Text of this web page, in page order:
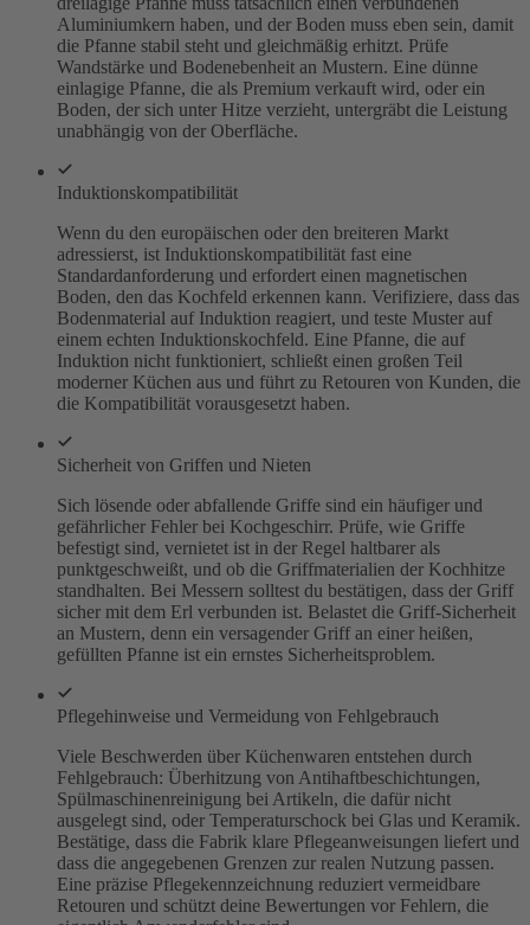
Aluminiumkern haben, und der Boden muss eben sein, damit
die Pfanne stabil steht und gleichmäßig erhitzt. Prüfe
Wandstärke und Bodenebenheit an Mustern. Eine dünne
einlagige Pfanne, die als Premium verkauft wird, oder ein
Boden, der sich unter Hitze verzieht, untergräbt die Leistung
unabhängig von der Oberfläche.
Induktionskompatibilität
Wenn du den europäischen oder den breiteren Markt
adressierst, ist Induktionskompatibilität fast eine
Standardanforderung und erfordert einen magnetischen
Boden, den das Kochfeld erkennen kann. Verifiziere, dass das
Bodenmaterial auf Induktion reagiert, und teste Muster auf
einem echten Induktionskochfeld. Eine Pfanne, die auf
Induktion nicht funktioniert, schließt einen großen Teil
moderner Küchen aus und führt zu Retouren von Kunden, die
die Kompatibilität vorausgesetzt haben.
Sicherheit von Griffen und Nieten
Sich lösende oder abfallende Griffe sind ein häufiger und
gefährlicher Fehler bei Kochgeschirr. Prüfe, wie Griffe
befestigt sind, vernietet ist in der Regel haltbarer als
punktgeschweißt, und ob die Griffmaterialien der Kochhitze
standhalten. Bei Messern solltest du bestätigen, dass der Griff
sicher mit dem Erl verbunden ist. Belastet die Griff-Sicherheit
an Mustern, denn ein versagender Griff an einer heißen,
gefüllten Pfanne ist ein ernstes Sicherheitsproblem.
Pflegehinweise und Vermeidung von Fehlgebrauch
Viele Beschwerden über Küchenwaren entstehen durch
Fehlgebrauch: Überhitzung von Antihaftbeschichtungen,
Spülmaschinenreinigung bei Artikeln, die dafür nicht
ausgelegt sind, oder Temperaturschock bei Glas und Keramik.
Bestätige, dass die Fabrik klare Pflegeanweisungen liefert und
dass die angegebenen Grenzen zur realen Nutzung passen.
Eine präzise Pflegekennzeichnung reduziert vermeidbare
Retouren und schützt deine Bewertungen vor Fehlern, die